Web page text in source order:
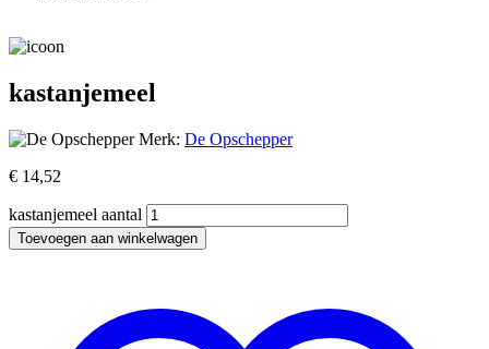
kastanjemeel
Merk: De Opschepper
€ 14,52
kastanjemeel aantal
Toevoegen aan winkelwagen